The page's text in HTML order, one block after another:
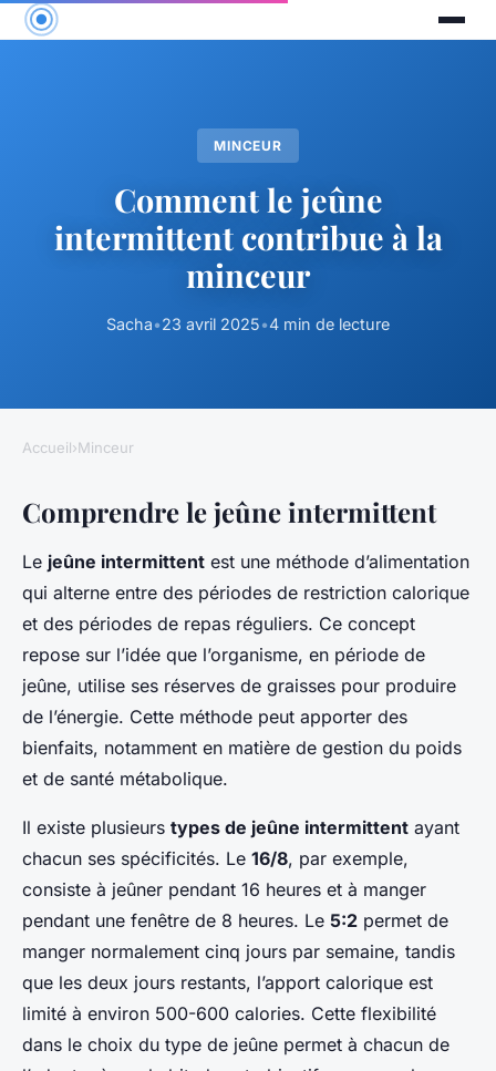
MINCEUR
Comment le jeûne
intermittent contribue à la
minceur
Sacha•23 avril 2025•4 min de lecture
Accueil›Minceur
Comprendre le jeûne intermittent
Le jeûne intermittent est une méthode d’alimentation
qui alterne entre des périodes de restriction calorique
et des périodes de repas réguliers. Ce concept
repose sur l’idée que l’organisme, en période de
jeûne, utilise ses réserves de graisses pour produire
de l’énergie. Cette méthode peut apporter des
bienfaits, notamment en matière de gestion du poids
et de santé métabolique.
Il existe plusieurs types de jeûne intermittent ayant
chacun ses spécificités. Le 16/8, par exemple,
consiste à jeûner pendant 16 heures et à manger
pendant une fenêtre de 8 heures. Le 5:2 permet de
manger normalement cinq jours par semaine, tandis
que les deux jours restants, l’apport calorique est
limité à environ 500-600 calories. Cette flexibilité
dans le choix du type de jeûne permet à chacun de